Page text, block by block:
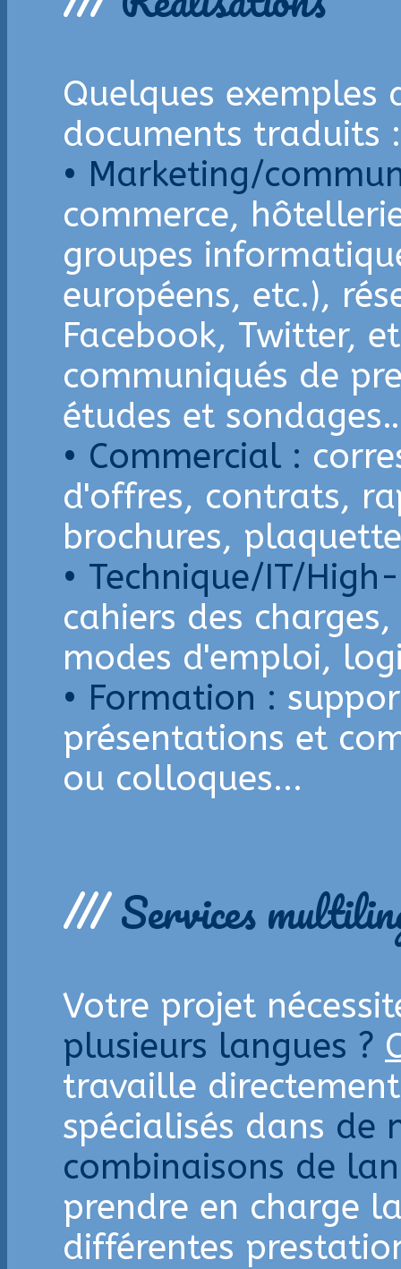
Quelques exemples
documents traduits :
• Marketing/
commerce,
groupes
européens, etc.),
Facebook, Twitter,
communiqués de
études et
• Commercial :
d'offres, contrats,
brochures,
• Technique/IT/
cahiers des
modes d'emploi,
• Formation :
présentations et
ou colloques...
///Services
Votre projet
plusieurs langues ?
travaille
spécialisés dans de
combinaisons de
prendre en charge
différentes